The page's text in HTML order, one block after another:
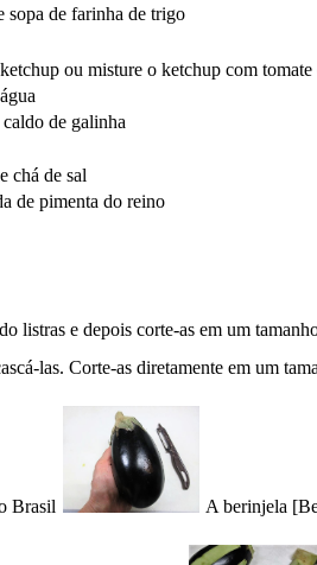
sopa de farinha de trigo
ou misture o ketchup com tomate
de galinha
de sal
pimenta do reino
listras e depois corte-as em um
las. Corte-as diretamente em um
Brasil A berinjela